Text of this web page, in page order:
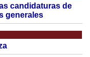
candidaturas de
generales